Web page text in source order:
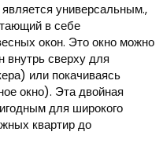
универсальным.,
в себе
окон. Это окно можно
внутрь сверху для
или покачиваясь
окно). Эта двойная
для широкого
квартир до